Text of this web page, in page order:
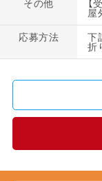
その他
【
屋
応募方法
下
折